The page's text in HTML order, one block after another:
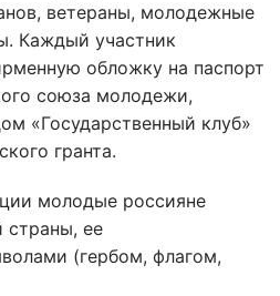
ветераны, молодежные
Каждый участник
обложку на паспорт
союза молодежи,
«Государственный клуб»
гранта.
молодые россияне
страны, ее
(гербом, флагом,